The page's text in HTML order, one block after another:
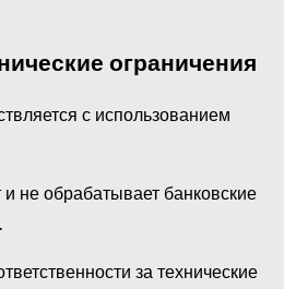
ограничения
с использованием
не обрабатывает банковские
за технические